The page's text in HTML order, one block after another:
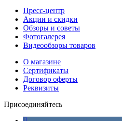
Пресс-центр
Акции и скидки
Обзоры и советы
Фотогалерея
Видеообзоры товаров
О магазине
Сертификаты
Договор оферты
Реквизиты
Присоединяйтесь